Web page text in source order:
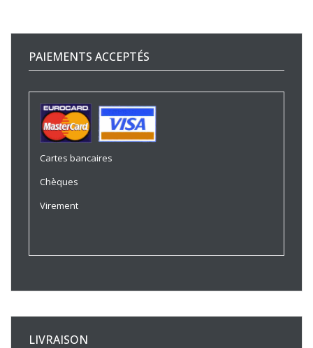
PAIEMENTS ACCEPTÉS
Cartes bancaires
Chèques
Virement
LIVRAISON